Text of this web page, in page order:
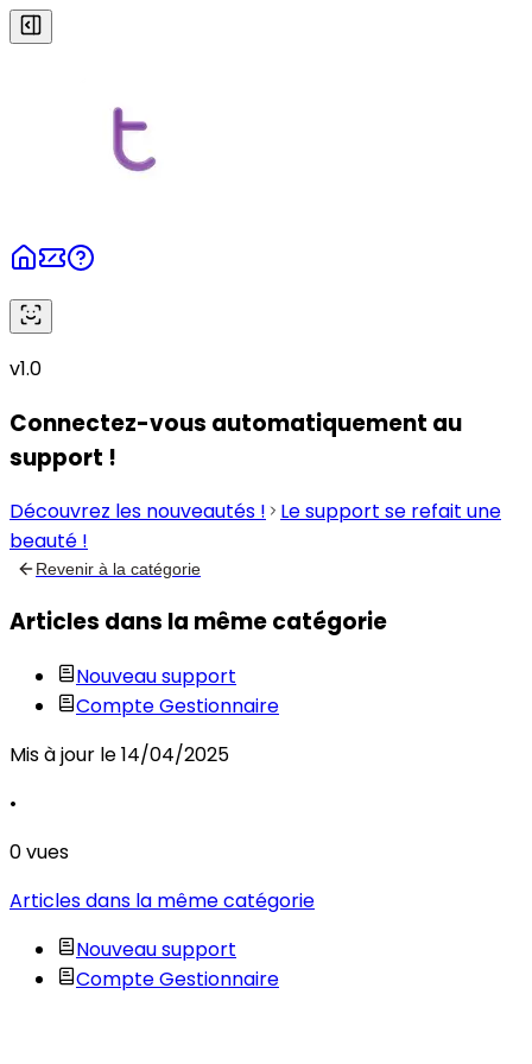
v1.0
Connectez-vous automatiquement au
support !
Découvrez les nouveautés !
Le support se refait une
beauté !
Revenir à la catégorie
Articles dans la même catégorie
Nouveau support
Compte Gestionnaire
Mis à jour le14/04/2025
•
0vues
Articles dans la même catégorie
Nouveau support
Compte Gestionnaire